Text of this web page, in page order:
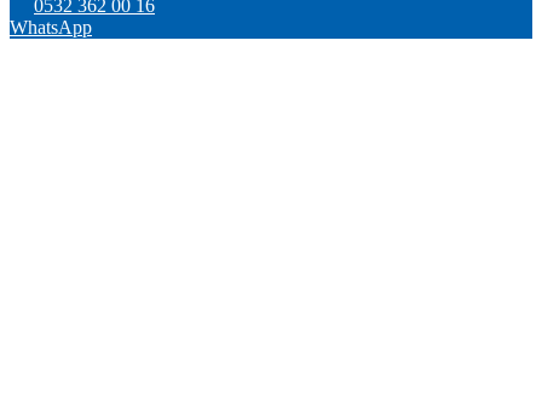
0532 362 00 16
WhatsApp